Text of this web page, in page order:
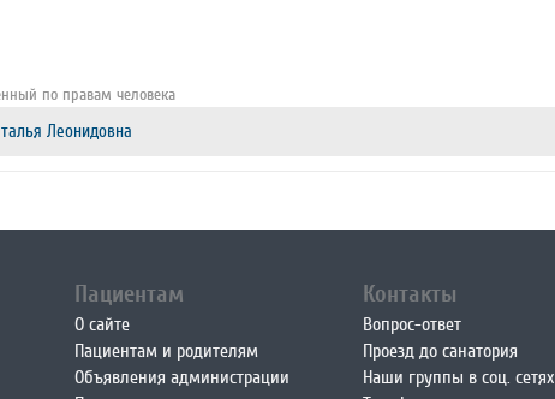
по правам человека
Леонидовна
Пациентам
О сайте
Пациентам и родителям
Объявления администрации
Контакты
Вопрос-ответ
Проезд до санатория
Наши группы в соц. сетях